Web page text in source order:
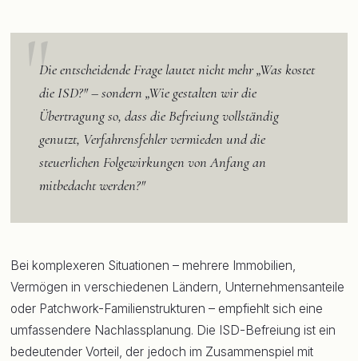
Die entscheidende Frage lautet nicht mehr „Was kostet
die ISD?" – sondern „Wie gestalten wir die
Übertragung so, dass die Befreiung vollständig
genutzt, Verfahrensfehler vermieden und die
steuerlichen Folgewirkungen von Anfang an
mitbedacht werden?"
Bei komplexeren Situationen – mehrere Immobilien,
Vermögen in verschiedenen Ländern, Unternehmensanteile
oder Patchwork-Familienstrukturen – empfiehlt sich eine
umfassendere Nachlassplanung. Die ISD-Befreiung ist ein
bedeutender Vorteil, der jedoch im Zusammenspiel mit